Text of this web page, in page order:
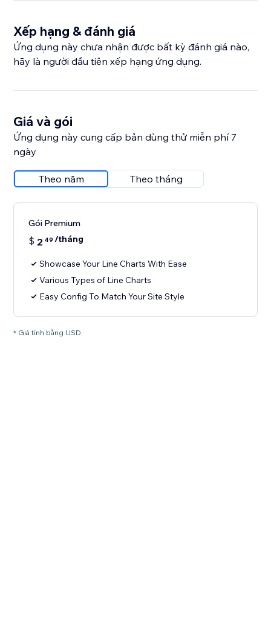
Xếp hạng & đánh giá
Ứng dụng này chưa nhận được bất kỳ đánh giá nào,
hãy là người đầu tiên xếp hạng ứng dụng.
Giá và gói
Ứng dụng này cung cấp bản dùng thử miễn phí 7
ngày
Theo năm Theo tháng
Gói Premium
$ 2 49 /tháng
Showcase Your Line Charts With Ease
Various Types of Line Charts
Easy Config To Match Your Site Style
* Giá tính bằng USD.